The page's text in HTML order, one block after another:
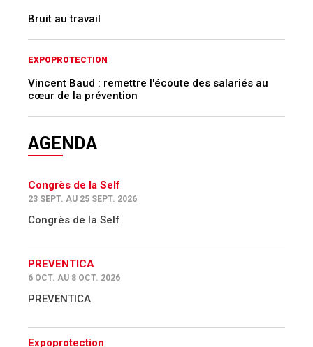
AGENDA
Congrès de la Self
23 SEPT. AU 25 SEPT. 2026
PREVENTICA
PREVENTICA
3 NOV. AU 5 NOV. 2026
Expoprotection